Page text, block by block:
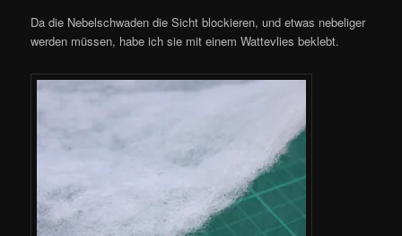
Da die Nebelschwaden die Sicht blockieren, und etwas nebeliger
werden müssen, habe ich sie mit einem Wattevlies beklebt.